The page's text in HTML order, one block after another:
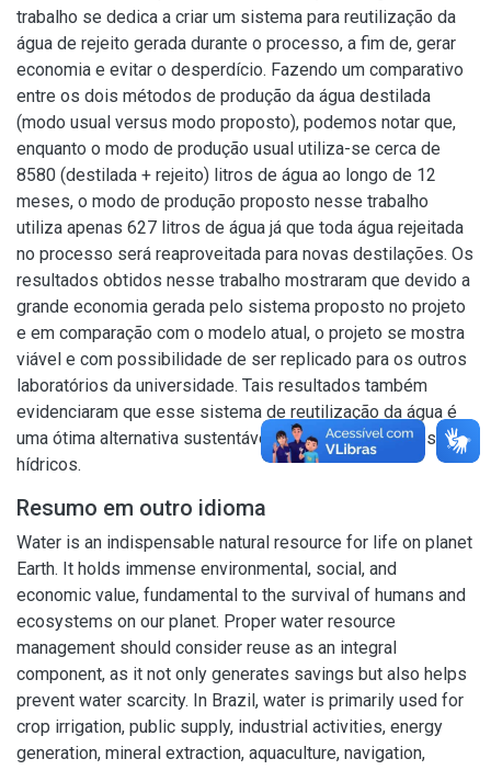
trabalho se dedica a criar um sistema para reutilização da
água de rejeito gerada durante o processo, a fim de, gerar
economia e evitar o desperdício. Fazendo um comparativo
entre os dois métodos de produção da água destilada
(modo usual versus modo proposto), podemos notar que,
enquanto o modo de produção usual utiliza-se cerca de
8580 (destilada + rejeito) litros de água ao longo de 12
meses, o modo de produção proposto nesse trabalho
utiliza apenas 627 litros de água já que toda água rejeitada
no processo será reaproveitada para novas destilações. Os
resultados obtidos nesse trabalho mostraram que devido a
grande economia gerada pelo sistema proposto no projeto
e em comparação com o modelo atual, o projeto se mostra
viável e com possibilidade de ser replicado para os outros
laboratórios da universidade. Tais resultados também
evidenciaram que esse sistema de reutilização da água é
uma ótima alternativa sustentável do uso dos recursos
hídricos.
Resumo em outro idioma
Water is an indispensable natural resource for life on planet
Earth. It holds immense environmental, social, and
economic value, fundamental to the survival of humans and
ecosystems on our planet. Proper water resource
management should consider reuse as an integral
component, as it not only generates savings but also helps
prevent water scarcity. In Brazil, water is primarily used for
crop irrigation, public supply, industrial activities, energy
generation, mineral extraction, aquaculture, navigation,